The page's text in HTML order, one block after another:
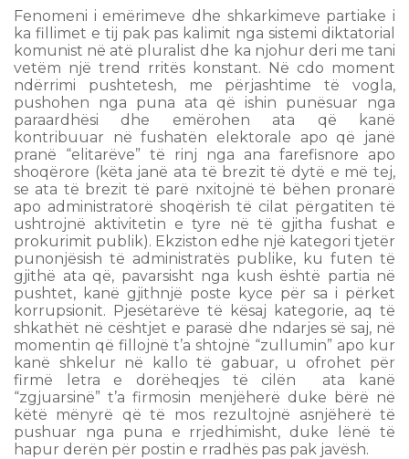
Fenomeni i emërimeve dhe shkarkimeve partiake i
ka fillimet e tij pak pas kalimit nga sistemi diktatorial
komunist në atë pluralist dhe ka njohur deri me tani
vetëm një trend rritës konstant. Në cdo moment
ndërrimi pushtetesh, me përjashtime të vogla,
pushohen nga puna ata që ishin punësuar nga
paraardhësi dhe emërohen ata që kanë
kontribuuar në fushatën elektorale apo që janë
pranë “elitarëve” të rinj nga ana farefisnore apo
shoqërore (këta janë ata të brezit të dytë e më tej,
se ata të brezit të parë nxitojnë të bëhen pronarë
apo administratorë shoqërish të cilat përgatiten të
ushtrojnë aktivitetin e tyre në të gjitha fushat e
prokurimit publik). Ekziston edhe një kategori tjetër
punonjësish të administratës publike, ku futen të
gjithë ata që, pavarsisht nga kush është partia në
pushtet, kanë gjithnjë poste kyce për sa i përket
korrupsionit. Pjesëtarëve të kësaj kategorie, aq të
shkathët në cështjet e parasë dhe ndarjes së saj, në
momentin që fillojnë t’a shtojnë “zullumin” apo kur
kanë shkelur në kallo të gabuar, u ofrohet për
firmë letra e dorëheqjes të cilën ata kanë
“zgjuarsinë” t’a firmosin menjëherë duke bërë në
këtë mënyrë që të mos rezultojnë asnjëherë të
pushuar nga puna e rrjedhimisht, duke lënë të
hapur derën për postin e rradhës pas pak javësh.